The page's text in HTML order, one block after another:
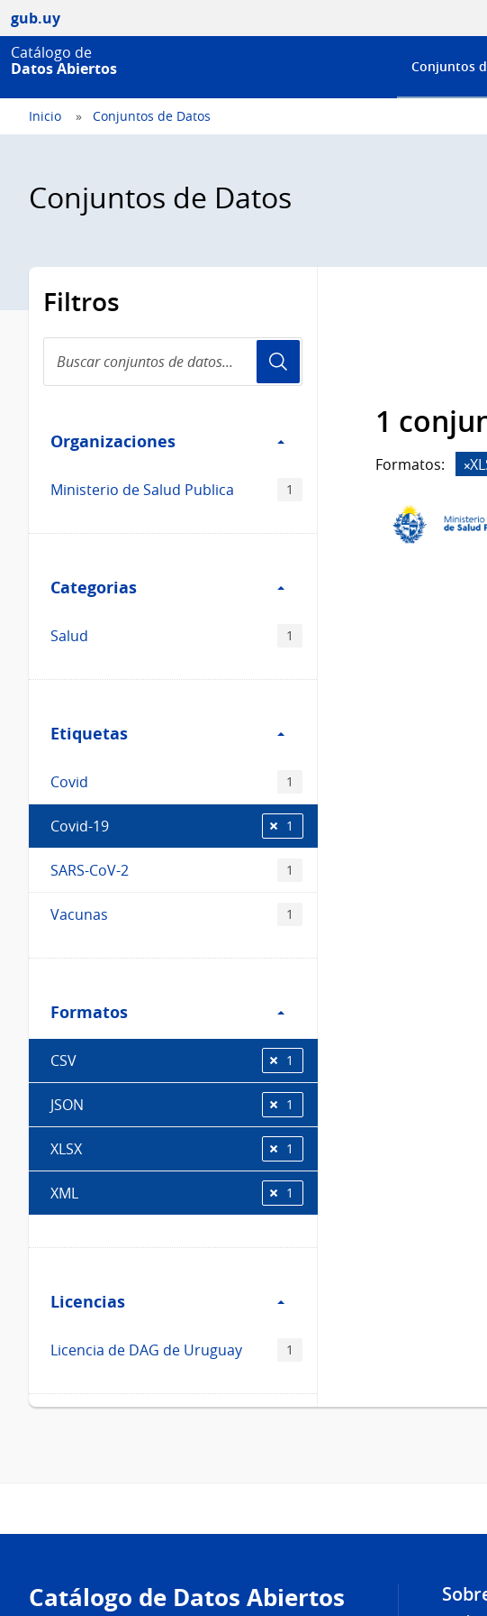
gub.uy
Catálogo de
Datos Abiertos
Conjuntos
Inicio Conjuntos de Datos
Conjuntos de Datos
Filtros
conjuntos
de
Organizaciones
Organizaciones
Ministerio de Salud Publica 1
Categorias
Categorias
Salud 1
Etiquetas
Etiquetas
Covid 1
Covid-19 1
SARS-CoV-2 1
Vacunas 1
Formatos
Formatos
CSV 1
JSON 1
XLSX 1
XML 1
Licencias
Licencias
Licencia de DAG de Uruguay 1
1
Formatos:
Catálogo de Datos Abiertos